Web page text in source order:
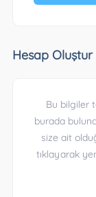
Hesap Oluştur
Bu bilgiler
burada
size ait
tıklayarak